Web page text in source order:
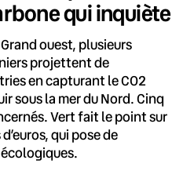
qui inquiète
ouest, plusieurs
projettent de
en capturant le CO2
sous la mer du Nord. Cinq
Vert fait le point sur
qui pose de